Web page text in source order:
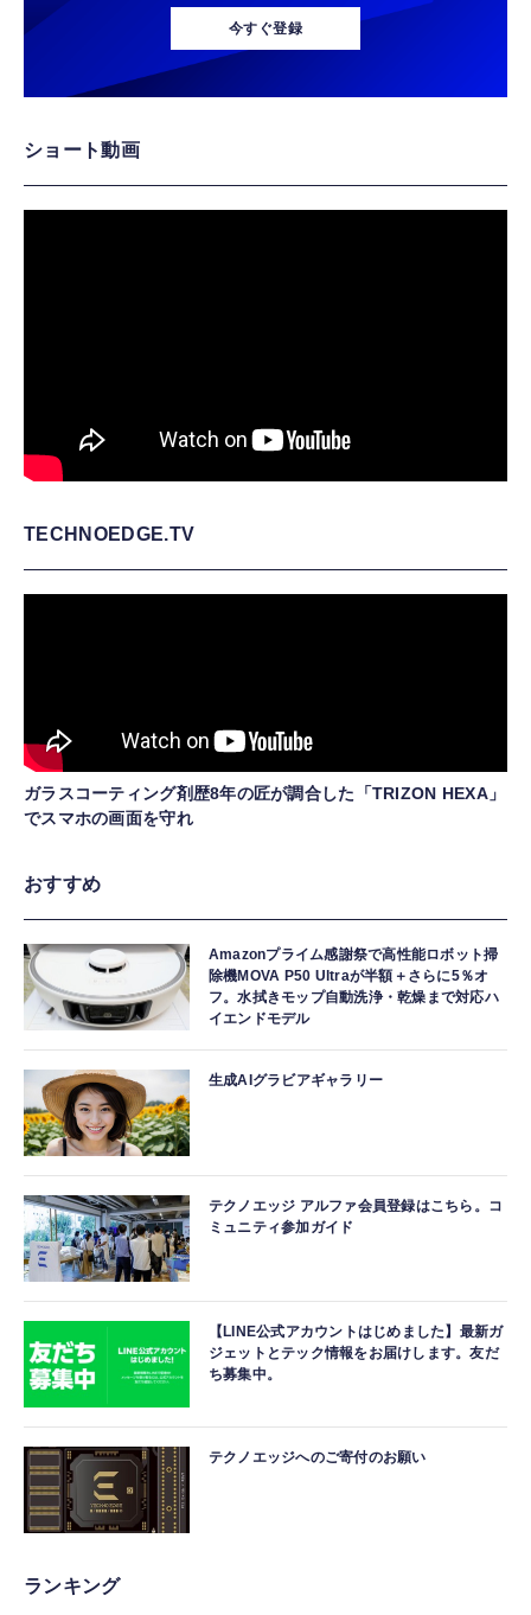
今すぐ登録
ショート動画
TECHNOEDGE.TV
ガラスコーティング剤歴8年の匠が調合した「TRIZON HEXA」
でスマホの画面を守れ
おすすめ
Amazonプライム感謝祭で高性能ロボット掃
除機MOVA P50 Ultraが半額＋さらに5％オ
フ。水拭きモップ自動洗浄・乾燥まで対応ハ
イエンドモデル
生成AIグラビアギャラリー
テクノエッジ アルファ会員登録はこちら。コ
ミュニティ参加ガイド
【LINE公式アカウントはじめました】最新ガ
ジェットとテック情報をお届けします。友だ
ち募集中。
テクノエッジへのご寄付のお願い
ランキング